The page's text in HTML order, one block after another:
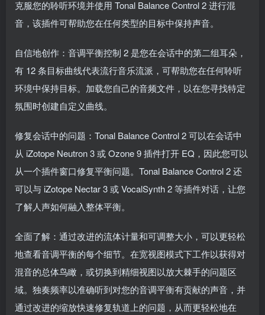
克服您的聆听环境并使用 Tonal Balance Control 2 进行混
音，该插件可帮助您在任何类型的目标中保持声音。
自信地创作：音调平衡控制 2 是您在会话中的第二组耳朵，
有 12 条目标曲线代表流行音乐流派，可帮助您在任何聆听
环境中保持目标。加载您自己的音频文件，以在您寻找特定
氛围时创建自定义曲线。
修复会话中的问题：Tonal Balance Control 2 可以在会话中
从 iZotope Neutron 3 或 Ozone 9 插件打开 EQ，因此您可以
从一个插件窗口修复平衡问题。Tonal Balance Control 2 还
可以与 iZotope Nectar 3 或 VocalSynth 2 等插件对话，让您
了解人声如何融入整体平衡。
全面了解：通过改进的流体计量和可调整大小，可以更轻松
地查看音调平衡的每个细节。在宽视图模式下工作以获得对
混音的总体鸟瞰，或切换到精细视图以放大棘手的问题区
域。独奏频率以准确听到对您的音调平衡有贡献的声音，并
通过改进的缩放快速修复轨道上的问题，从而更轻松地在